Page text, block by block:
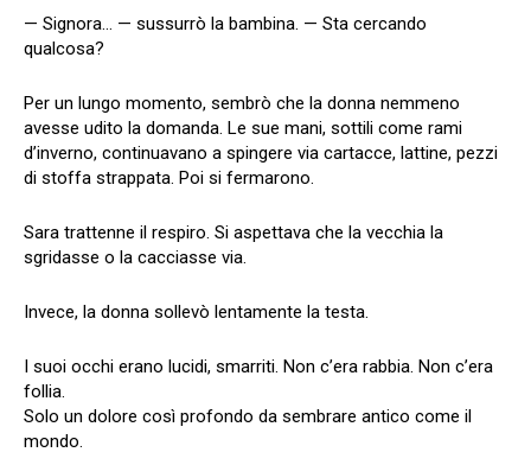
— Signora… — sussurrò la bambina. — Sta cercando
qualcosa?
Per un lungo momento, sembrò che la donna nemmeno
avesse udito la domanda. Le sue mani, sottili come rami
d’inverno, continuavano a spingere via cartacce, lattine, pezzi
di stoffa strappata. Poi si fermarono.
Sara trattenne il respiro. Si aspettava che la vecchia la
sgridasse o la cacciasse via.
Invece, la donna sollevò lentamente la testa.
I suoi occhi erano lucidi, smarriti. Non c’era rabbia. Non c’era
follia.
Solo un dolore così profondo da sembrare antico come il
mondo.